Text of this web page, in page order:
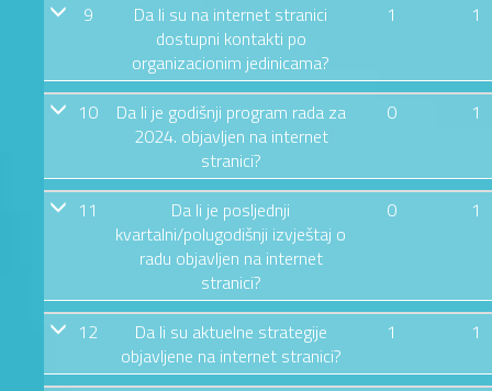
9
Da li su na internet stranici
dostupni kontakti po
organizacionim jedinicama?
1 1
10
Da li je godišnji program rada za
2024. objavljen na internet
stranici?
0 1
11
Da li je posljednji
kvartalni/polugodišnji izvještaj o
radu objavljen na internet
stranici?
0 1
12
Da li su aktuelne strategije
objavljene na internet stranici?
1 1